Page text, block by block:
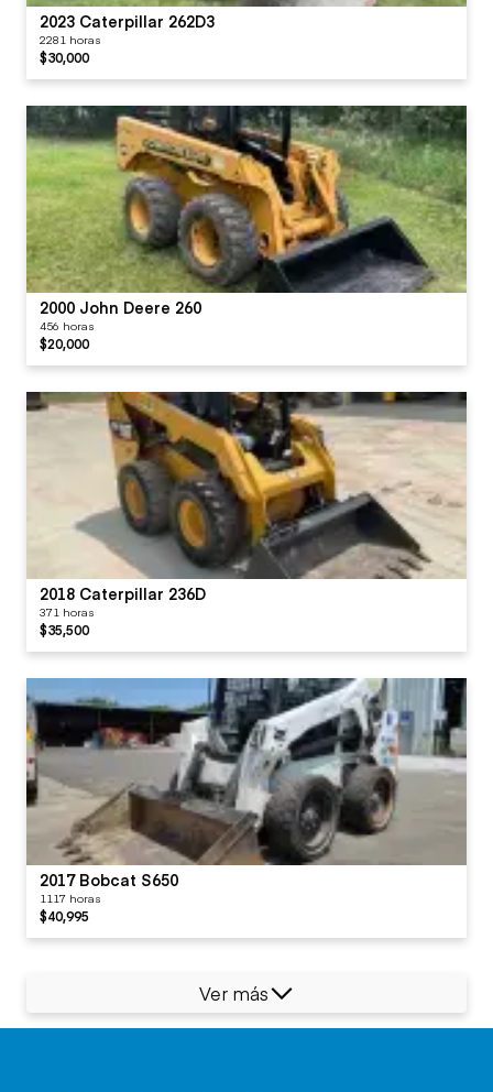
2023 Caterpillar 262D3
2281 horas
$30,000
2000 John Deere 260
456 horas
$20,000
2018 Caterpillar 236D
371 horas
$35,500
2017 Bobcat S650
1117 horas
$40,995
Ver más